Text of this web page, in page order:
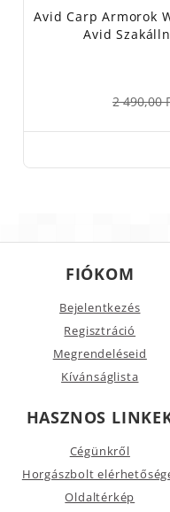
Avid Carp Armorok
Avid
2 490,00
FIÓKOM
Bejelentkezés
Regisztráció
Megrendeléseid
Kívánságlista
HASZNOS
Cégünkről
Horgászbolt
Oldaltérkép